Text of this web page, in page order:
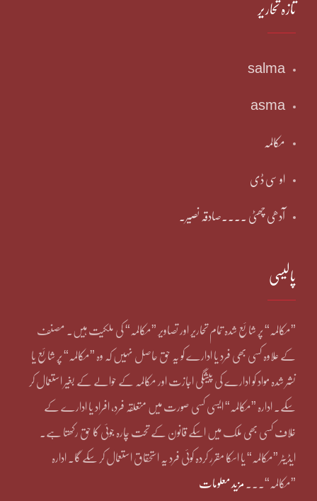
تازہ تحاریر
salma
asma
مکالمہ
او سی ڈی
آدھی چھٹی ۔۔۔۔صادقہ نصیر۔
پالیسی
”مکالمہ“ پر شائع شدہ تمام تحاریر اور تصاویر ”مکالمہ“ کی ملکیت ہیں۔ مصنف
کے علاوہ کسی بھی فرد یا ادارے کو یہ حق حاصل نہیں کہ وہ ”مکالمہ“ پر شائع یا
نشر شدہ مواد کو ادارے کی پیشگی اجازت اور مکالمہ کے حوالے کے بغیر استعمال کر
سکے۔ ادارہ ”مکالمہ“ ایسی کسی صورت میں متعلقہ فرد، افراد یا ادارے کے
خلاف کسی بھی ملک میں اسکے قانون کے تحت چارہ جوئی کا حق رکھتا ہے۔
ایڈیٹر ”مکالمہ“ یا اسکا مقرر کردہ کوئی فرد یہ استحقاق استعمال کر سکے گا۔ ادارہ
”مکالمہ“۔۔۔ مزید معلومات